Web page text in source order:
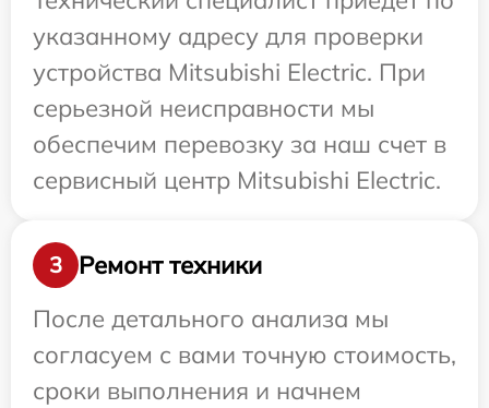
указанному адресу для проверки
устройства Mitsubishi Electric. При
серьезной неисправности мы
обеспечим перевозку за наш счет в
сервисный центр Mitsubishi Electric.
3
Ремонт техники
После детального анализа мы
согласуем с вами точную стоимость,
сроки выполнения и начнем